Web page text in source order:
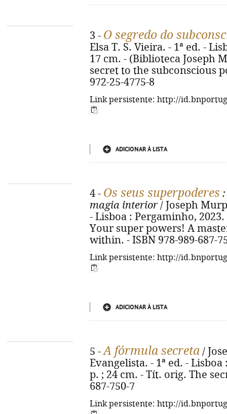
3 - O segredo do
Elsa T. S. Vieira. - 1ª ed. -
17 cm. - (Biblioteca Joseph
secret to the subconscious
972-25-4775-8
Link persistente: http://
ADICIONAR À LISTA
4 - Os seus superpoderes
magia interior/ Joseph
- Lisboa : Pergaminho,
Your super powers! A
within. - ISBN 978-989-687-
Link persistente: http://
ADICIONAR À LISTA
5 -A fórmula secreta /
Evangelista. - 1ª ed. -
p. ; 24 cm. - Tít. orig. The
687-750-7
Link persistente: http://